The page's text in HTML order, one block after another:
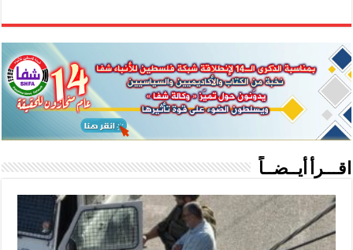
اقـــرأ أيــضــاً